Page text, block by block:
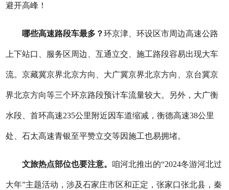
避开高峰！
哪些高速路段车最多？环京津、环设区市周边高速公路
上下站口、服务区周边、互通立交、施工路段容易出现大车
流。京藏冀京界北京方向、大广冀京界北京方向、京台冀京
界北京方向等三个环京路段预计车流量较大。另外，大广衡
水段、首环高速235公里附近因车道缩减，衡德高速38公里
处、石太高速青银至平赞立交等因施工也易拥堵。
文旅热点部位也要注意。 咱河北推出的“2024冬游河北过
大年”主题活动，涉及石家庄市区和正定，张家口张北县，秦